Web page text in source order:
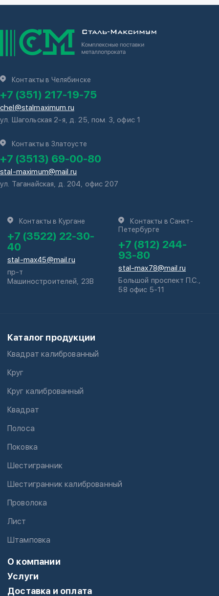
Контакты в Челябинске
+7 (351) 217-19-75
chel@stalmaximum.ru
ул. Шагольская 2-я, д. 25, пом. 3, офис 1
Контакты в Златоусте
+7 (3513) 69-00-80
stal-maximum@mail.ru
ул. Таганайская, д. 204, офис 207
Контакты в Кургане
+7 (3522) 22-30-
40
stal-max45@mail.ru
пр-т
Машиностроителей, 23В
Контакты в Санкт-
Петербурге
+7 (812) 244-
93-80
stal-max78@mail.ru
Большой проспект П.С.,
58 офис 5-11
Каталог продукции
Квадрат калиброванный
Круг
Круг калиброванный
Квадрат
Полоса
Поковка
Шестигранник
Шестигранник калиброванный
Проволока
Лист
Штамповка
О компании
Услуги
Доставка и оплата